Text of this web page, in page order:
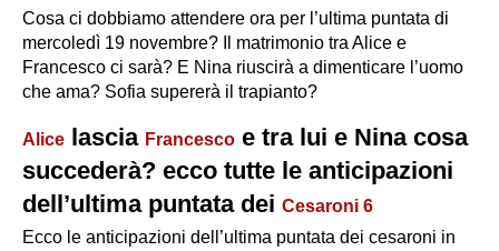
Cosa ci dobbiamo attendere ora per l’ultima puntata di
mercoledì 19 novembre? Il matrimonio tra Alice e
Francesco ci sarà? E Nina riuscirà a dimenticare l’uomo
che ama? Sofia supererà il trapianto?
Alice lascia Francesco e tra lui e Nina cosa
succederà? ecco tutte le anticipazioni
dell’ultima puntata dei Cesaroni 6
Ecco le anticipazioni dell’ultima puntata dei cesaroni in